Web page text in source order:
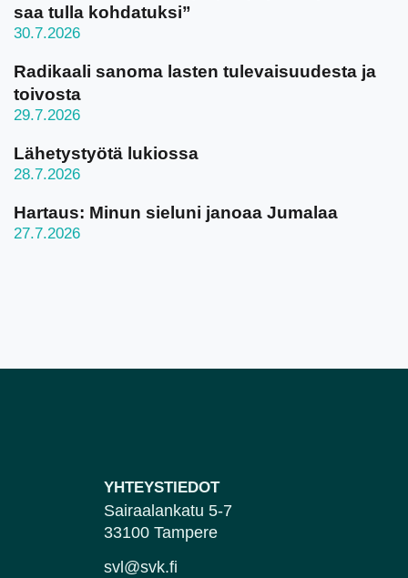
saa tulla kohdatuksi”
30.7.2026
Radikaali sanoma lasten tulevaisuudesta ja
toivosta
29.7.2026
Lähetystyötä lukiossa
28.7.2026
Hartaus: Minun sieluni janoaa Jumalaa
27.7.2026
YHTEYSTIEDOT
Sairaalankatu 5-7
33100 Tampere
svl@svk.fi